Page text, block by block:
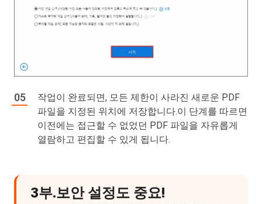
작업이 완료되면, 모든 제한이 사라진 새로운 PDF
파일을 지정된 위치에 저장합니다.이 단계를 따르면
이전에는 접근할 수 없었던 PDF 파일을 자유롭게
열람하고 편집할 수 있게 됩니다.
3부.보안 설정도 중요!